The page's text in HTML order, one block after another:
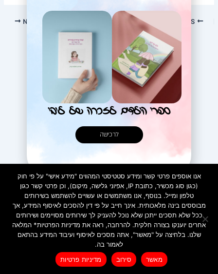
NEXT
מדיניות פרטיות
Created by INTORYA. All rights reserved. | 0586730023לרכישת ספרי הילדים
אנו אוספים פרטי קשר ומידע סטטיסטי המהווים "מידע אישי" על פי חוק
(כגון סוג מכשיר, כתובת IP, אפיוני גלישה, מיקום), וכן פרטי קשר כגון
טלפון ומייל. בנוסף, אנו משתמשים או עשויים להשתמש בשירותים
מבוססים בינה מלאכותית. אינך חייב על פי דין להסכים לאיסוף המידע, אך
ככל שלא תסכים ייתכן שלא נוכל להעניק לך שירותים מסויימים ושירותים
אחרים יוענקו בצורה חלקית. להרחבה, ראה את מדיניות הפרטיות* המלאה
שלנו. בלחיצה על "מאשר", אתה מסכים לאיסוף ועיבוד המידע בהתאם
לאמור בה.
מאשר
סירוב מדיניות פרטיות
ספרי הילדים לזכרה של ליבי
לרכישה